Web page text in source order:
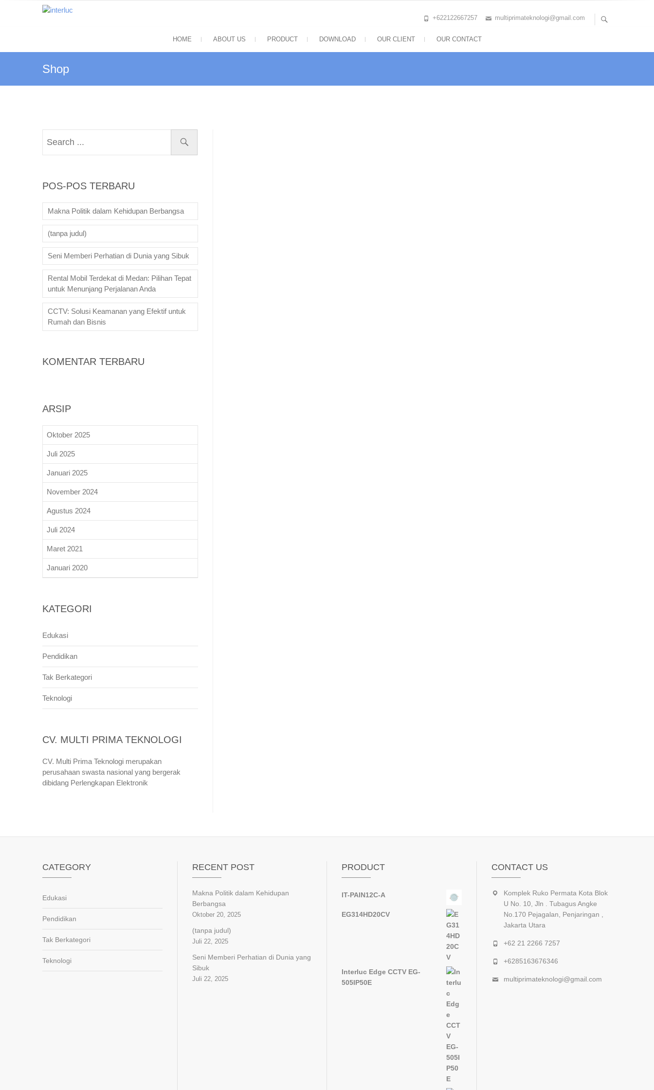
+622122667257 multiprimateknologi@gmail.com
HOME ABOUT US PRODUCT DOWNLOAD OUR CLIENT OUR CONTACT
Shop
POS-POS TERBARU
Makna Politik dalam Kehidupan Berbangsa
(tanpa judul)
Seni Memberi Perhatian di Dunia yang Sibuk
Rental Mobil Terdekat di Medan: Pilihan Tepat
untuk Menunjang Perjalanan Anda
CCTV: Solusi Keamanan yang Efektif untuk
Rumah dan Bisnis
KOMENTAR TERBARU
ARSIP
Oktober 2025
Juli 2025
Januari 2025
November 2024
Agustus 2024
Juli 2024
Maret 2021
Januari 2020
KATEGORI
Edukasi
Pendidikan
Tak Berkategori
Teknologi
CV. MULTI PRIMA TEKNOLOGI
CV. Multi Prima Teknologi merupakan
perusahaan swasta nasional yang bergerak
dibidang Perlengkapan Elektronik
CATEGORY
Edukasi
Pendidikan
Tak Berkategori
Teknologi
RECENT POST
Makna Politik dalam Kehidupan
Berbangsa
Oktober 20, 2025
(tanpa judul)
Juli 22, 2025
Seni Memberi Perhatian di Dunia yang
Sibuk
Juli 22, 2025
PRODUCT
IT-PAIN12C-A
EG314HD20CV
Interluc Edge CCTV EG-
505IP50E
CONTACT US
Komplek Ruko Permata Kota Blok
U No. 10, Jln . Tubagus Angke
No.170 Pejagalan, Penjaringan ,
Jakarta Utara
+62 21 2266 7257
+6285163676346
multiprimateknologi@gmail.com